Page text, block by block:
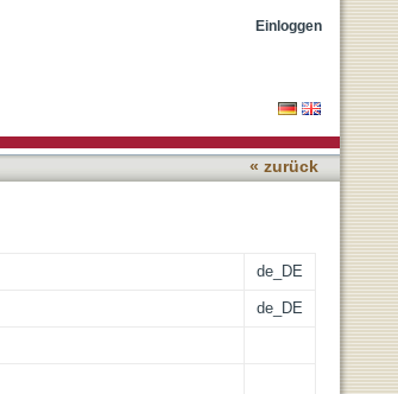
Befreiung von Auschwitz
Einloggen
« zurück
de_DE
de_DE